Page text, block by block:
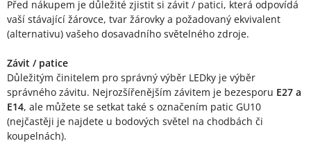
Před nákupem je důležité zjistit si závit / patici, která odpovídá
vaší stávající žárovce, tvar žárovky a požadovaný ekvivalent
(alternativu) vašeho dosavadního světelného zdroje.
Závit / patice
Důležitým činitelem pro správný výběr LEDky je výběr
správného závitu. Nejrozšířenějším závitem je bezesporu E27 a
E14, ale můžete se setkat také s označením patic GU10
(nejčastěji je najdete u bodových světel na chodbách či
koupelnách).